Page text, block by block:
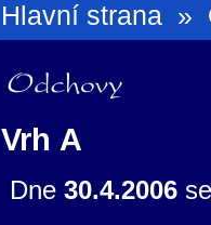
Hlavní strana »
Odchovy
Vrh A
Dne 30.4.2006